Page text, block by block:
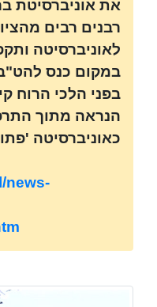
את אוניברסיטת
רבנים רבים
לאוניברסיטה
במקום כנס
בפני הלכי הרוח
הנראה מתוך
כאוניברסיטה
news-